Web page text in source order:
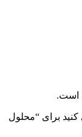
است.
کنید برای “محلول